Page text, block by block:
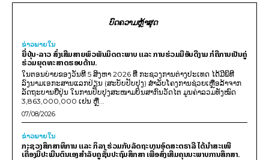
ບົດຄວາມຫຼ້າສຸດ
ຂ່າວພາຍ​ໃນ
ຍີ່ປຸ່ນ-ລາວ ສົ່ງເສີມສາຍພົວພັນມິດຕະພາບ ແລະ ການຮ່ວມມືອັນດີງາມ ກໍຄືການເປັນຄູ່
ຮ່ວມຍຸດທະສາດຮອບດ້ານ.
ໃນຕອນບ່າຍຂອງວັນທີ 5 ສິງຫາ 2026 ທີ່ ກະຊວງການຕ່າງປະເທດ ໄດ້ມີພິທີ
ລົງນາມເອກະສານແລກປ່ຽນ (ສະບັບປັບປຸງ) ສໍາລັບໂຄງການຊ່ວຍເຫຼືອລ້າຈາກ
ລັດຖະບານຍີ່ປຸ່ນ ໃນການປັບປຸງສະໜາມບິນສາກົນວັດໄຕ ມູນຄ່າລວມທັງໝົດ
3,863,000,000 ເຢນ ຫຼື...
07/08/2026
ຂ່າວພາຍ​ໃນ
ກະຊວງສຶກສາທິການ ແລະ ກິລາ ຮ່ວມກັບລັດຖະບານອົດສະຕຣາລີ ໄດ້ນຳສະເໜີ
ເຄື່ອງມືປະເມີນຕົນເອງສຳລັບຄູຊັ້ນປະຖົມສຶກສາ ເພື່ອສົ່ງເສີມຄຸນນະພາບການສຶກສາ.